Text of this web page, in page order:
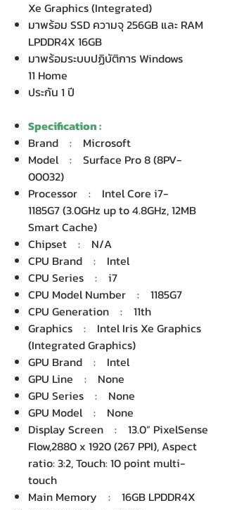
Xe Graphics (Integrated)
มาพร้อม SSD ความจุ 256GB และ RAM
LPDDR4X 16GB
มาพร้อมระบบปฏิบัติการ Windows
11 Home
ประกัน 1 ปี
Specification :
Brand : Microsoft
Model : Surface Pro 8 (8PV-
00032)
Processor : Intel Core i7-
1185G7 (3.0GHz up to 4.8GHz, 12MB
Smart Cache)
Chipset : N/A
CPU Brand : Intel
CPU Series : i7
CPU Model Number : 1185G7
CPU Generation : 11th
Graphics : Intel Iris Xe Graphics
(Integrated Graphics)
GPU Brand : Intel
GPU Line : None
GPU Series : None
GPU Model : None
Display Screen : 13.0” PixelSense
Flow,2880 x 1920 (267 PPI), Aspect
ratio: 3:2, Touch: 10 point multi-
touch
Main Memory : 16GB LPDDR4X